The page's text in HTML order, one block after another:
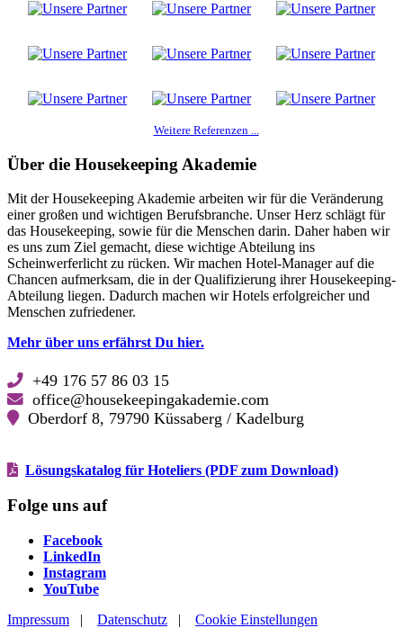
Weitere Referenzen ...
Über die Housekeeping Akademie
Mit der Housekeeping Akademie arbeiten wir für die Veränderung
einer großen und wichtigen Berufsbranche. Unser Herz schlägt für
das Housekeeping, sowie für die Menschen darin. Daher haben wir
es uns zum Ziel gemacht, diese wichtige Abteilung ins
Scheinwerferlicht zu rücken. Wir machen Hotel-Manager auf die
Chancen aufmerksam, die in der Qualifizierung ihrer Housekeeping-
Abteilung liegen. Dadurch machen wir Hotels erfolgreicher und
Menschen zufriedener.
Mehr über uns erfährst Du hier.
+49 176 57 86 03 15
office@housekeepingakademie.com
Oberdorf 8, 79790 Küssaberg / Kadelburg
Lösungskatalog für Hoteliers (PDF zum Download)
Folge uns auf
FacebookFacebook
LinkedIn
InstagramInstagram
YouTubeYouTube
Impressum | Datenschutz | Cookie Einstellungen